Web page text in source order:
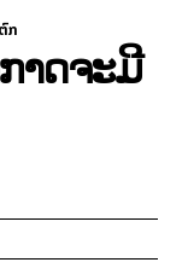
ກ
າດຈະມີ